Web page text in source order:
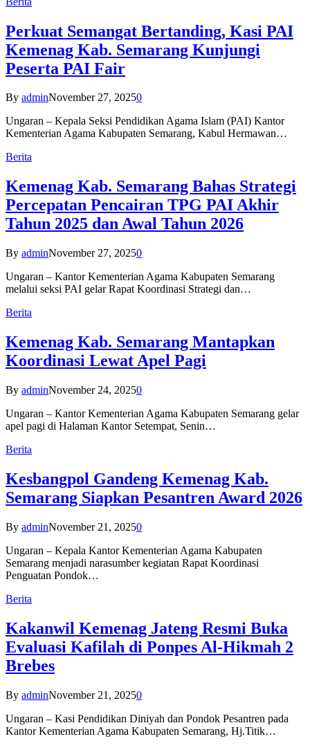
Perkuat Semangat Bertanding, Kasi PAI
Kemenag Kab. Semarang Kunjungi
Peserta PAI Fair
By adminNovember 27, 20250
Ungaran – Kepala Seksi Pendidikan Agama Islam (PAI) Kantor
Kementerian Agama Kabupaten Semarang, Kabul Hermawan…
Berita
Kemenag Kab. Semarang Bahas Strategi
Percepatan Pencairan TPG PAI Akhir
Tahun 2025 dan Awal Tahun 2026
By adminNovember 27, 20250
Ungaran – Kantor Kementerian Agama Kabupaten Semarang
melalui seksi PAI gelar Rapat Koordinasi Strategi dan…
Berita
Kemenag Kab. Semarang Mantapkan
Koordinasi Lewat Apel Pagi
By adminNovember 24, 20250
Ungaran – Kantor Kementerian Agama Kabupaten Semarang gelar
apel pagi di Halaman Kantor Setempat, Senin…
Berita
Kesbangpol Gandeng Kemenag Kab.
Semarang Siapkan Pesantren Award 2026
By adminNovember 21, 20250
Ungaran – Kepala Kantor Kementerian Agama Kabupaten
Semarang menjadi narasumber kegiatan Rapat Koordinasi
Penguatan Pondok…
Berita
Kakanwil Kemenag Jateng Resmi Buka
Evaluasi Kafilah di Ponpes Al-Hikmah 2
Brebes
By adminNovember 21, 20250
Ungaran – Kasi Pendidikan Diniyah dan Pondok Pesantren pada
Kantor Kementerian Agama Kabupaten Semarang, Hj.Titik…